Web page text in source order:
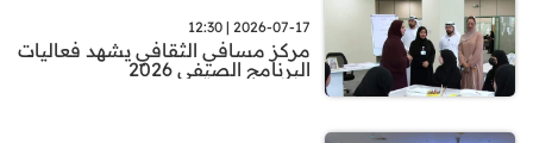
2026-07-17 | 12:30
مركز مسافي الثقافي يشهد فعاليات
البرنامج الصيفي 2026